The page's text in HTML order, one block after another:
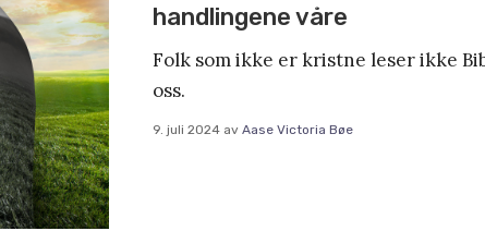
handlingene våre
Folk som ikke er kristne leser ikke
oss.
9. juli 2024 av Aase Victoria Bøe